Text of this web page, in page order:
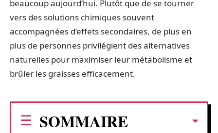
beaucoup aujourd’hui. Plutôt que de se tourner
vers des solutions chimiques souvent
accompagnées d’effets secondaires, de plus en
plus de personnes privilégient des alternatives
naturelles pour maximiser leur métabolisme et
brûler les graisses efficacement.
SOMMAIRE